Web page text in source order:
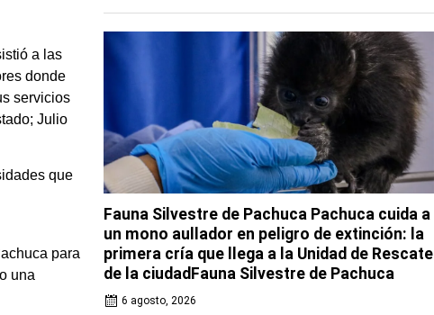
a las
donde
servicios
Julio
que
para
una
Fauna Silvestre de Pachuca Pachuca cuida a
un mono aullador en peligro de extinción: la
primera cría que llega a la Unidad de Rescate
de la ciudadFauna Silvestre de Pachuca
6 agosto, 2026